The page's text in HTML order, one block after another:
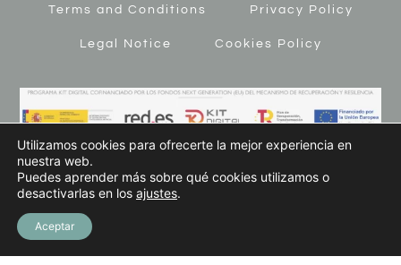
Terms and Conditions Privacy Policy
Legal Notice Cookies Policy
© 2023 MARIO DÍAZ ART. All Rights Reserved
Utilizamos cookies para ofrecerte la mejor experiencia en
nuestra web.
Puedes aprender más sobre qué cookies utilizamos o
desactivarlas en los ajustes.
Aceptar